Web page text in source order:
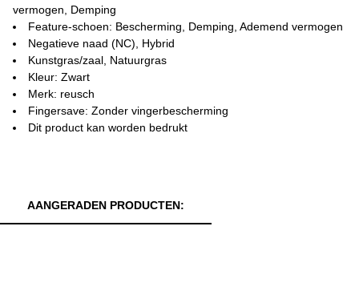
vermogen, Demping
Feature-schoen: Bescherming, Demping, Ademend vermogen
Negatieve naad (NC), Hybrid
Kunstgras/zaal, Natuurgras
Kleur: Zwart
Merk: reusch
Fingersave: Zonder vingerbescherming
Dit product kan worden bedrukt
AANGERADEN PRODUCTEN: